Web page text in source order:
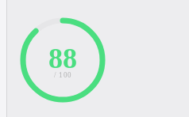
88
/ 100